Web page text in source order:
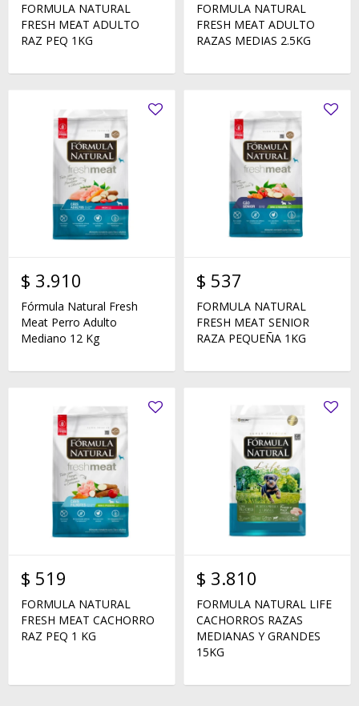
FORMULA NATURAL
FRESH MEAT ADULTO
RAZ PEQ 1KG
FORMULA NATURAL
FRESH MEAT ADULTO
RAZAS MEDIAS 2.5KG
$ 3.910
Fórmula Natural Fresh
Meat Perro Adulto
Mediano 12 Kg
$ 537
FORMULA NATURAL
FRESH MEAT SENIOR
RAZA PEQUEÑA 1KG
$ 519
FORMULA NATURAL
FRESH MEAT CACHORRO
RAZ PEQ 1 KG
$ 3.810
FORMULA NATURAL LIFE
CACHORROS RAZAS
MEDIANAS Y GRANDES
15KG